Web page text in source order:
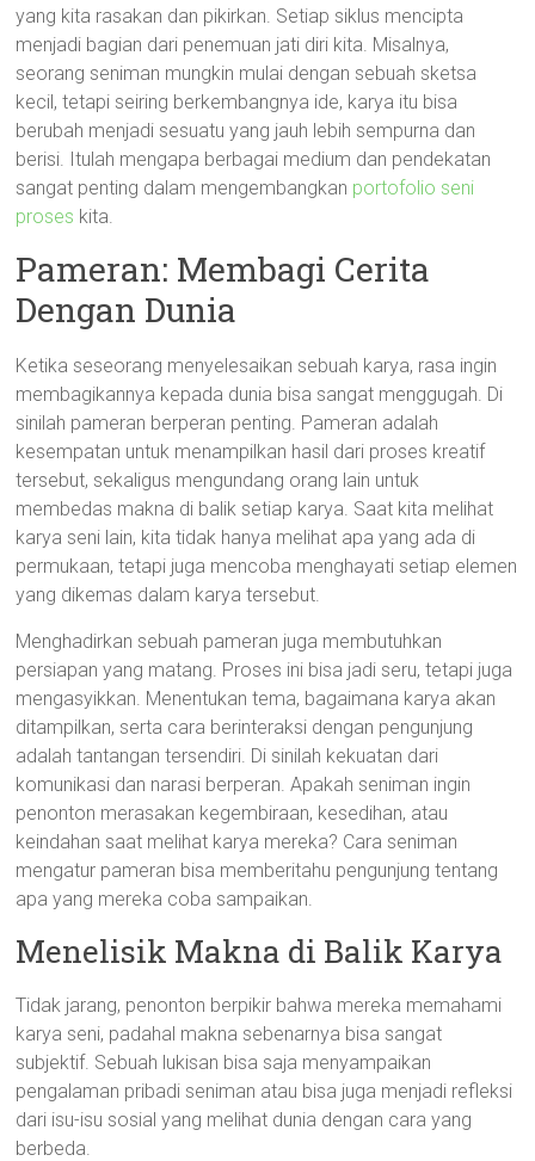
yang kita rasakan dan pikirkan. Setiap siklus mencipta
menjadi bagian dari penemuan jati diri kita. Misalnya,
seorang seniman mungkin mulai dengan sebuah sketsa
kecil, tetapi seiring berkembangnya ide, karya itu bisa
berubah menjadi sesuatu yang jauh lebih sempurna dan
berisi. Itulah mengapa berbagai medium dan pendekatan
sangat penting dalam mengembangkan portofolio seni
proses kita.
Pameran: Membagi Cerita
Dengan Dunia
Ketika seseorang menyelesaikan sebuah karya, rasa ingin
membagikannya kepada dunia bisa sangat menggugah. Di
sinilah pameran berperan penting. Pameran adalah
kesempatan untuk menampilkan hasil dari proses kreatif
tersebut, sekaligus mengundang orang lain untuk
membedas makna di balik setiap karya. Saat kita melihat
karya seni lain, kita tidak hanya melihat apa yang ada di
permukaan, tetapi juga mencoba menghayati setiap elemen
yang dikemas dalam karya tersebut.
Menghadirkan sebuah pameran juga membutuhkan
persiapan yang matang. Proses ini bisa jadi seru, tetapi juga
mengasyikkan. Menentukan tema, bagaimana karya akan
ditampilkan, serta cara berinteraksi dengan pengunjung
adalah tantangan tersendiri. Di sinilah kekuatan dari
komunikasi dan narasi berperan. Apakah seniman ingin
penonton merasakan kegembiraan, kesedihan, atau
keindahan saat melihat karya mereka? Cara seniman
mengatur pameran bisa memberitahu pengunjung tentang
apa yang mereka coba sampaikan.
Menelisik Makna di Balik Karya
Tidak jarang, penonton berpikir bahwa mereka memahami
karya seni, padahal makna sebenarnya bisa sangat
subjektif. Sebuah lukisan bisa saja menyampaikan
pengalaman pribadi seniman atau bisa juga menjadi refleksi
dari isu-isu sosial yang melihat dunia dengan cara yang
berbeda.